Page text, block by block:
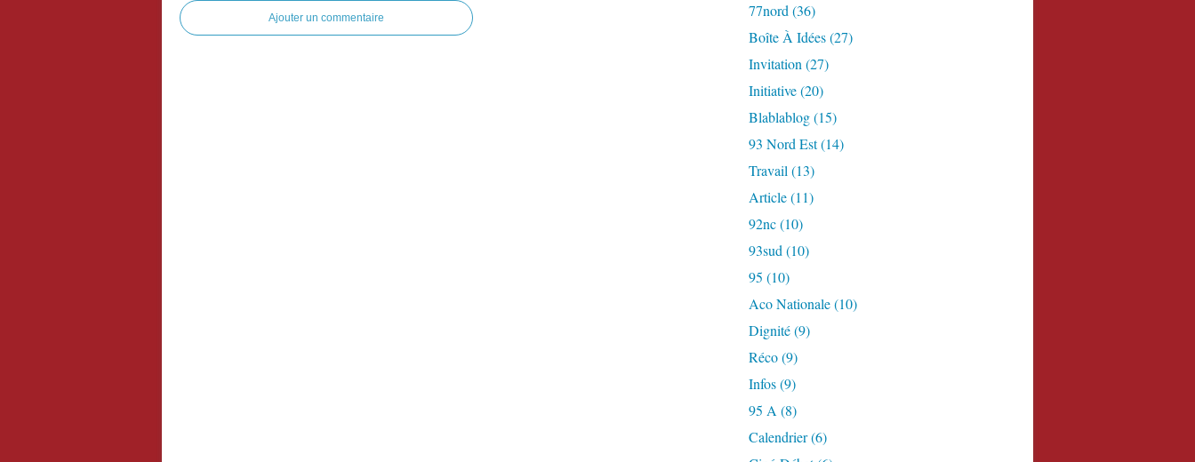
Ajouter un commentaire
77nord (36)
Boîte À Idées(27)
Invitation (27)
Initiative(20)
Blablablog(15)
93 Nord Est(14)
Travail (13)
Article(11)
92nc(10)
93sud (10)
95 (10)
Aco Nationale(10)
Dignité(9)
Réco(9)
Infos(9)
95 A (8)
Calendrier(6)